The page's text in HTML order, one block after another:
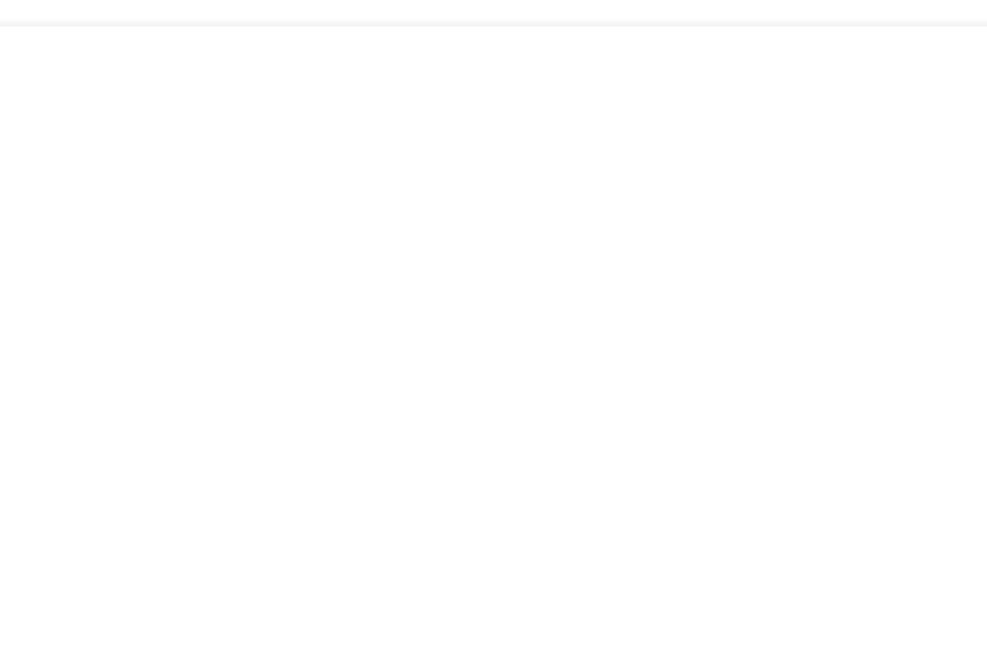
NY, KÆRLIG FAMILIE – ER DET DIG?
KÆRLIG FAMILIE – ER DET DIG?
som var blevet booket til at aflive hende. Hun kom i pleje hos en af Kaninværnets dygtige plejere på Fyn, og NU er hun klar,
den fineste sort-gule japaner aftegning i pelsen. Hun er steriliseret, vaccineret og chippet. Og hun er endda hormonfri efter
kanin. Carla elsker at spurte rundt på gulvtæpper, og hun laver hop op i luften til den helt store guldmedalje. Det er
glad 😀.
uden for toiletbakken. Hvem gør ikke det? 😎💩